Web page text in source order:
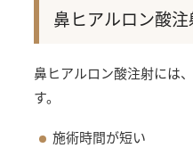
鼻ヒアルロン酸
鼻ヒアルロン酸注射には
す。
施術時間が短い